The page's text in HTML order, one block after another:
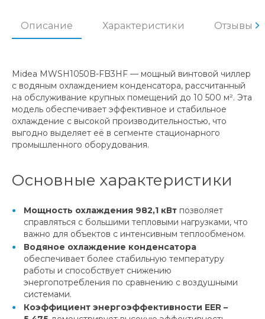
Описание Характеристики Отзывы
Midea MWSH1050B-FB3HF — мощный винтовой чиллер
с водяным охлаждением конденсатора, рассчитанный
на обслуживание крупных помещений до 10 500 м². Эта
модель обеспечивает эффективное и стабильное
охлаждение с высокой производительностью, что
выгодно выделяет её в сегменте стационарного
промышленного оборудования.
Основные характеристики
Мощность охлаждения 982,1 кВт позволяет
справляться с большими тепловыми нагрузками, что
важно для объектов с интенсивным теплообменом.
Водяное охлаждение конденсатора
обеспечивает более стабильную температуру
работы и способствует снижению
энергопотребления по сравнению с воздушными
системами.
Коэффициент энергоэффективности EER –